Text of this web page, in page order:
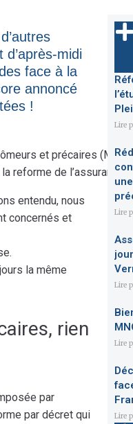
midi
face à la
annoncé
!
et précaires
reforme de l’assurance
entendu, nous
concernés et
la même
rien
par
par décret qui
Lire
Lire
Lire
Lire
Lire